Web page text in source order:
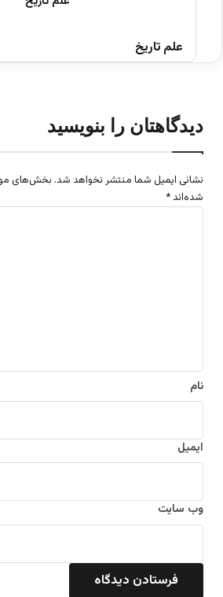
علم تاریخ
دیدگاهتان را بنویسید
نشانی ایمیل شما منتشر نخواهد شد. بخش‌های
شده‌اند *
نام
ایمیل
وب‌ سایت